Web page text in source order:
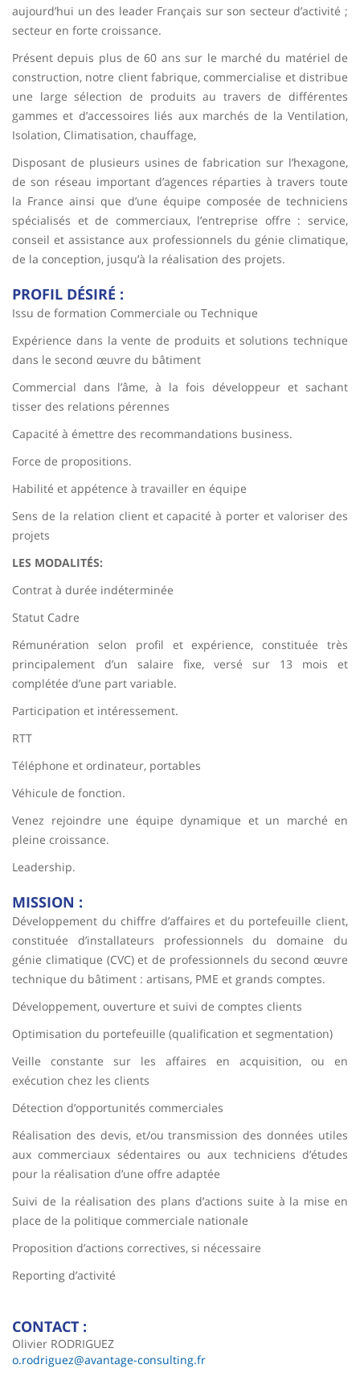
aujourd’hui un des leader Français sur son secteur d’activité ;
secteur en forte croissance.
Présent depuis plus de 60 ans sur le marché du matériel de
construction, notre client fabrique, commercialise et distribue
une large sélection de produits au travers de différentes
gammes et d’accessoires liés aux marchés de la Ventilation,
Isolation, Climatisation, chauffage,
Disposant de plusieurs usines de fabrication sur l’hexagone,
de son réseau important d’agences réparties à travers toute
la France ainsi que d’une équipe composée de techniciens
spécialisés et de commerciaux, l’entreprise offre : service,
conseil et assistance aux professionnels du génie climatique,
de la conception, jusqu’à la réalisation des projets.
PROFIL DÉSIRÉ :
Issu de formation Commerciale ou Technique
Expérience dans la vente de produits et solutions technique
dans le second œuvre du bâtiment
Commercial dans l’âme, à la fois développeur et sachant
tisser des relations pérennes
Capacité à émettre des recommandations business.
Force de propositions.
Habilité et appétence à travailler en équipe
Sens de la relation client et capacité à porter et valoriser des
projets
LES MODALITÉS:
Contrat à durée indéterminée
Statut Cadre
Rémunération selon profil et expérience, constituée très
principalement d’un salaire fixe, versé sur 13 mois et
complétée d’une part variable.
Participation et intéressement.
RTT
Téléphone et ordinateur, portables
Véhicule de fonction.
Venez rejoindre une équipe dynamique et un marché en
pleine croissance.
Leadership.
MISSION :
Développement du chiffre d’affaires et du portefeuille client,
constituée d’installateurs professionnels du domaine du
génie climatique (CVC) et de professionnels du second œuvre
technique du bâtiment : artisans, PME et grands comptes.
Développement, ouverture et suivi de comptes clients
Optimisation du portefeuille (qualification et segmentation)
Veille constante sur les affaires en acquisition, ou en
exécution chez les clients
Détection d’opportunités commerciales
Réalisation des devis, et/ou transmission des données utiles
aux commerciaux sédentaires ou aux techniciens d’études
pour la réalisation d’une offre adaptée
Suivi de la réalisation des plans d’actions suite à la mise en
place de la politique commerciale nationale
Proposition d’actions correctives, si nécessaire
Reporting d’activité
CONTACT :
Olivier RODRIGUEZ
o.rodriguez@avantage-consulting.fr